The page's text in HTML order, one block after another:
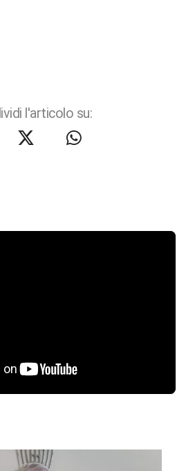
l'articolo su: